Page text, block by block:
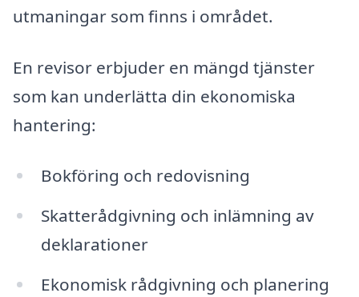
utmaningar som finns i området.
En revisor erbjuder en mängd tjänster
som kan underlätta din ekonomiska
hantering:
Bokföring och redovisning
Skatterådgivning och inlämning av
deklarationer
Ekonomisk rådgivning och planering